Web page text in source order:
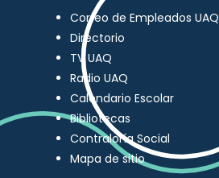
Correo de Empleados UAQ
Directorio
TV UAQ
Radio UAQ
Calendario Escolar
Bibliotecas
Contraloría Social
Mapa de sitio